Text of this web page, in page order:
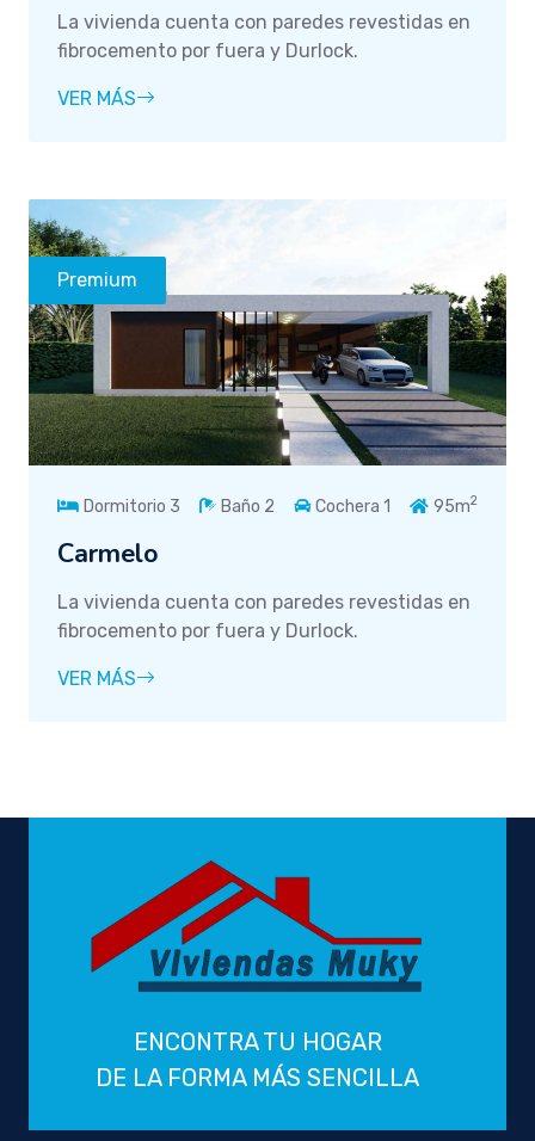
La vivienda cuenta con paredes revestidas en
fibrocemento por fuera y Durlock.
VER MÁS
Premium
Dormitorio 3 Baño 2 Cochera 1 95m2
Carmelo
La vivienda cuenta con paredes revestidas en
fibrocemento por fuera y Durlock.
VER MÁS
ENCONTRA TU HOGAR
DE LA FORMA MÁS SENCILLA